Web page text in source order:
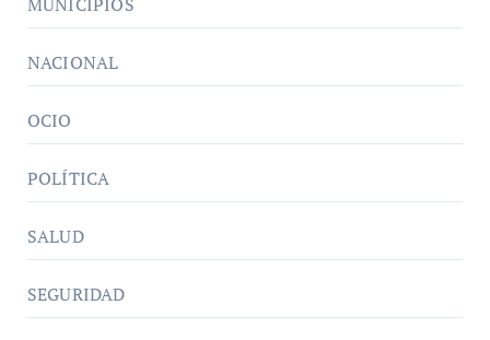
NACIONAL
OCIO
POLÍTICA
SALUD
SEGURIDAD